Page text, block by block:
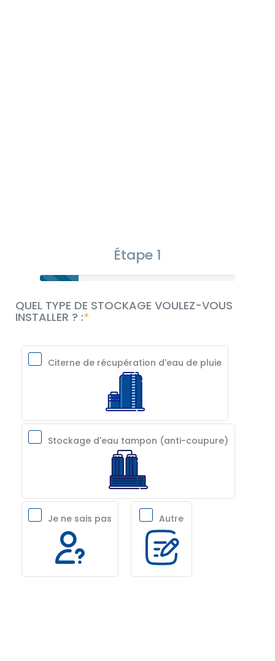
Étape 1
QUEL TYPE DE STOCKAGE VOULEZ-VOUS
INSTALLER ? :
Citerne de récupération d'eau de pluie
Stockage d'eau tampon (anti-coupure)
Je ne sais pas Autre